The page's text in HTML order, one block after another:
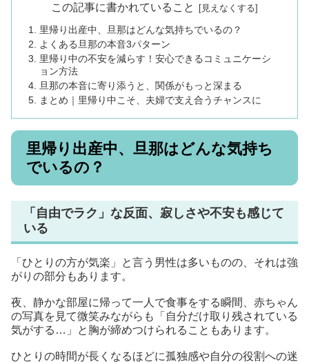
この記事に書かれていること
里帰り出産中、旦那はどんな気持ちでいるの？
よくある旦那の本音3パターン
里帰り中の不安を減らす！安心できるコミュニケーシ
ョン方法
旦那の本音に寄り添うと、関係がもっと深まる
まとめ｜里帰り中こそ、夫婦で支え合うチャンスに
里帰り出産中、旦那はどんな気持ち
でいるの？
「自由でラク」な反面、寂しさや不安も感じて
いる
「ひとりの方が気楽」と言う男性は多いものの、それは強
がりの部分もあります。
夜、静かな部屋に帰って一人で食事をする瞬間、赤ちゃん
の写真を見て微笑みながらも「自分だけ取り残されている
気がする…」と胸が締めつけられることもあります。
ひとりの時間が長くなるほどに孤独感や自分の役割への迷